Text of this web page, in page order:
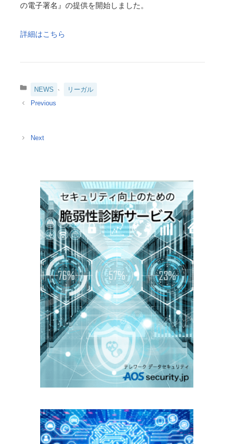
の電子署名』の提供を開始しました。
詳細はこちら
カ
ゴ
NEWS 、 リーガル